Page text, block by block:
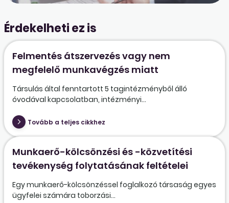
Érdekelheti ez is
Felmentés átszervezés vagy nem
megfelelő munkavégzés miatt
Társulás által fenntartott 5 tagintézményből álló
óvodával kapcsolatban, intézményi...
Tovább a teljes cikkhez
Munkaerő-kölcsönzési és -közvetítési
tevékenység folytatásának feltételei
Egy munkaerő-kölcsönzéssel foglalkozó társaság egyes
ügyfelei számára toborzási...